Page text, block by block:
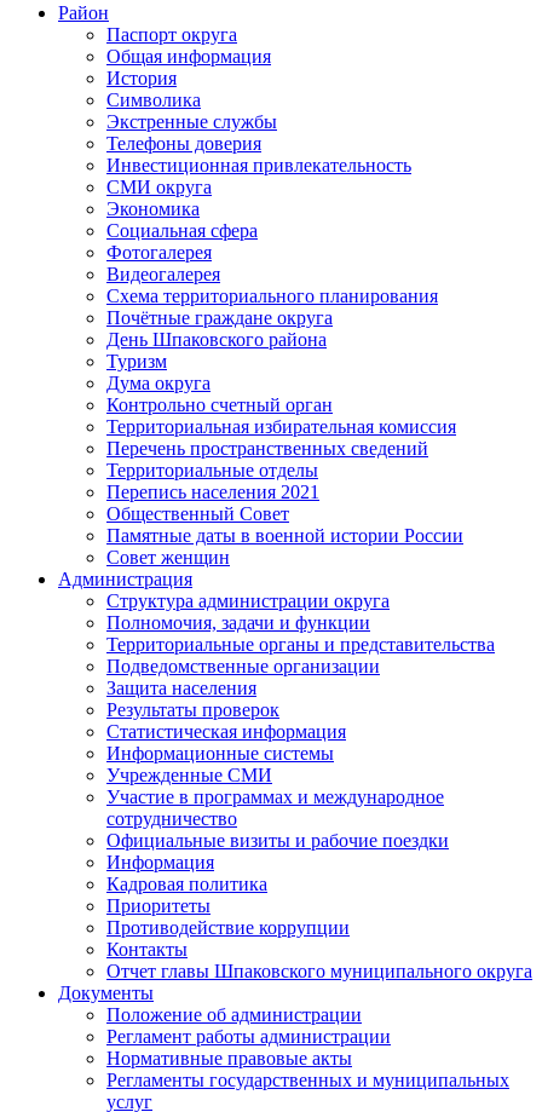
Район
Паспорт округа
Общая информация
История
Символика
Экстренные службы
Телефоны доверия
Инвестиционная привлекательность
СМИ округа
Экономика
Социальная сфера
Фотогалерея
Видеогалерея
Схема территориального планирования
Почётные граждане округа
День Шпаковского района
Туризм
Дума округа
Контрольно счетный орган
Территориальная избирательная комиссия
Перечень пространственных сведений
Территориальные отделы
Перепись населения 2021
Общественный Совет
Памятные даты в военной истории России
Совет женщин
Администрация
Структура администрации округа
Полномочия, задачи и функции
Территориальные органы и представительства
Подведомственные организации
Защита населения
Результаты проверок
Статистическая информация
Информационные системы
Учрежденные СМИ
Участие в программах и международное
сотрудничество
Официальные визиты и рабочие поездки
Информация
Кадровая политика
Приоритеты
Противодействие коррупции
Контакты
Отчет главы Шпаковского муниципального округа
Документы
Положение об администрации
Регламент работы администрации
Нормативные правовые акты
Регламенты государственных и муниципальных
услуг